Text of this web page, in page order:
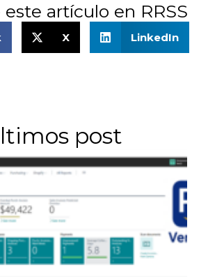
artículo en RRSS
X LinkedIn
post